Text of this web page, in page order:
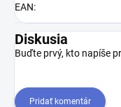
EAN:
Diskusia
Buďte prvý, kto napíše
Pridať komentár